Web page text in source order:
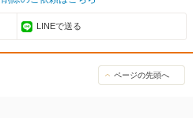
LINEで送る
ページの先頭へ